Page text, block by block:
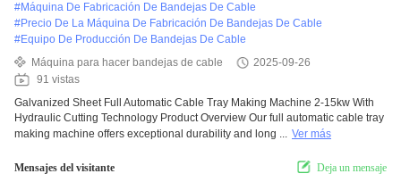
#Máquina De Fabricación De Bandejas De Cable
#Precio De La Máquina De Fabricación De Bandejas De Cable
#Equipo De Producción De Bandejas De Cable
Máquina para hacer bandejas de cable
2025-09-26
91 vistas
Galvanized Sheet Full Automatic Cable Tray Making Machine 2-15kw With
Hydraulic Cutting Technology Product Overview Our full automatic cable tray
making machine offers exceptional durability and long ... Ver más
Mensajes del visitante Deja un mensaje